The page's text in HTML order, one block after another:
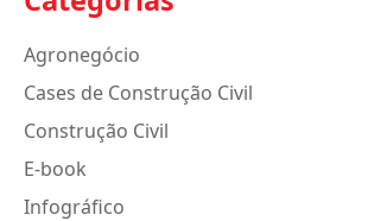
Agronegócio
Cases de Construção Civil
Construção Civil
E-book
Infográfico